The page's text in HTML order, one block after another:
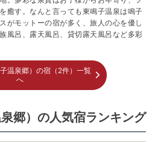
癒す。なんと言っても東鳴子温泉は鳴子
がモットーの宿が多く、旅人の心を優し
風呂、露天風呂、貸切露天風呂など多彩
温泉郷）の宿（2件）一覧
へ
郷）の人気宿ランキング